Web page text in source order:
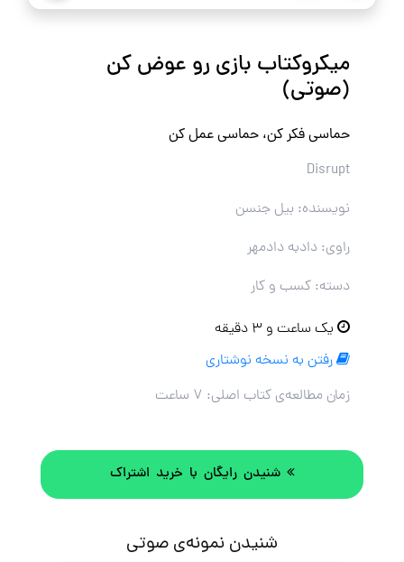
میکروکتاب بازی رو عوض کن
(صوتی)
حماسی فکر کن، حماسی عمل کن
Disrupt
نویسنده: بیل جنسن
راوی: دادبه دادمهر
دسته: کسب و کار
یک ساعت و ۳ دقیقه
رفتن به نسخه نوشتاری
زمان مطالعه‌ی کتاب اصلی: ۷ ساعت
شنیدن رایگان با خرید اشتراک
شنیدن نمونه‌ی صوتی